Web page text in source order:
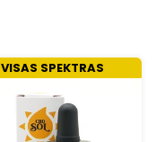
VISAS SPEKTRAS